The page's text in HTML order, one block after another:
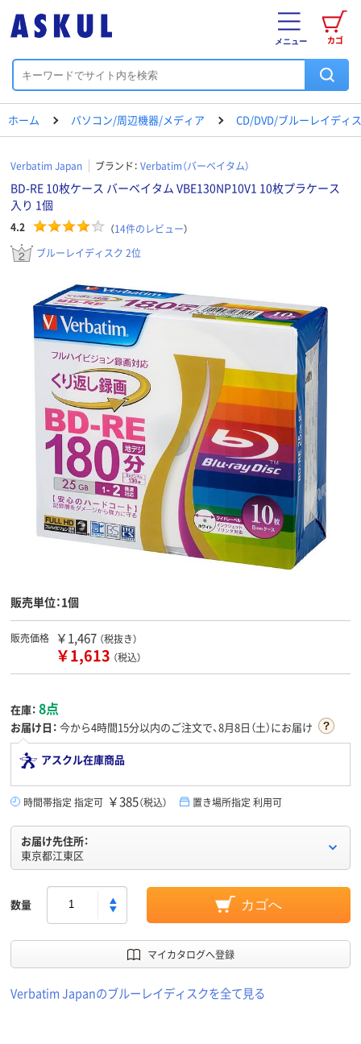
カゴ
メニュー
ホーム パソコン/周辺機器/メディア CD/DVD/ブルーレイディ
Verbatim Japan ブランド： Verbatim（バーベイタム）
BD-RE 10枚ケース バーベイタム VBE130NP10V1 10枚プラケース
入り 1個
4.2 （14件のレビュー）
ブルーレイディスク 2位
販売単位：1個
販売価格 ￥1,467 （税抜き）
￥1,613 （税込）
在庫： 8点
お届け日： 今から4時間15分以内のご注文で、8月8日（土）にお届け
アスクル在庫商品
時間帯指定 指定可 ￥385（税込） 置き場所指定 利用可
お届け先住所：
東京都江東区
数量 カゴへ
マイカタログへ登録
Verbatim Japanのブルーレイディスクを全て見る